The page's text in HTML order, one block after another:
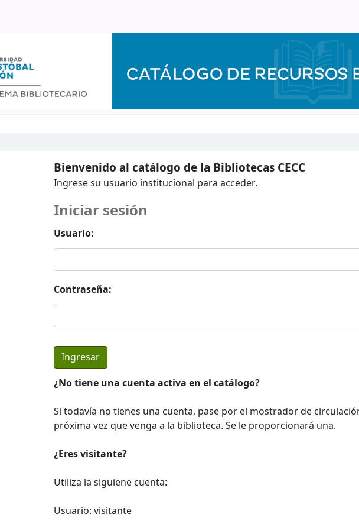
Bienvenido al catálogo de la Bibliotecas CECC
Ingrese su usuario institucional para acceder.
Iniciar sesión
Usuario:
Contraseña:
¿No tiene una cuenta activa en el catálogo?
Si todavía no tienes una cuenta, pase por el mostrador de
próxima vez que venga a la biblioteca. Se le proporcionará una.
¿Eres visitante?
Utiliza la siguiene cuenta:
Usuario: visitante